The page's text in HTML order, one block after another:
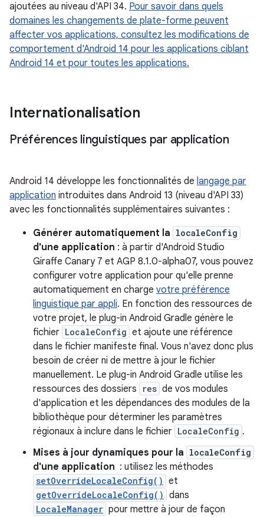
ajoutées au niveau d'API 34. Pour savoir dans quels
domaines les changements de plate-forme peuvent
affecter vos applications, consultez les modifications de
comportement d'Android 14 pour les applications ciblant
Android 14 et pour toutes les applications.
Internationalisation
Préférences linguistiques par application
Android 14 développe les fonctionnalités de langage par
application introduites dans Android 13 (niveau d'API 33)
avec les fonctionnalités supplémentaires suivantes :
Générer automatiquement la localeConfig
d'une application : à partir d'Android Studio
Giraffe Canary 7 et AGP 8.1.0-alpha07, vous pouvez
configurer votre application pour qu'elle prenne
automatiquement en charge votre préférence
linguistique par appli. En fonction des ressources de
votre projet, le plug-in Android Gradle génère le
fichier LocaleConfig et ajoute une référence
dans le fichier manifeste final. Vous n'avez donc plus
besoin de créer ni de mettre à jour le fichier
manuellement. Le plug-in Android Gradle utilise les
ressources des dossiers
res de vos modules
d'application et les dépendances des modules de la
bibliothèque pour déterminer les paramètres
régionaux à inclure dans le fichier LocaleConfig .
Mises à jour dynamiques pour la localeConfig
d'une application : utilisez les méthodes
setOverrideLocaleConfig() et
getOverrideLocaleConfig() dans
LocaleManager pour mettre à jour de façon